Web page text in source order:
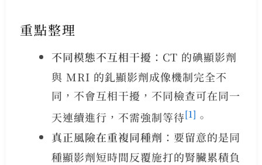
重點整理
不同模態不互相干擾 ：CT 的碘顯影劑
與 MRI 的釓顯影劑成像機制完全不
同，不會互相干擾，不同檢查可在同一
天連續進行，不需強制等待[1] 。
真正風險在重複同種劑 ：要留意的是同
種顯影劑短時間反覆施打的腎臟累積負